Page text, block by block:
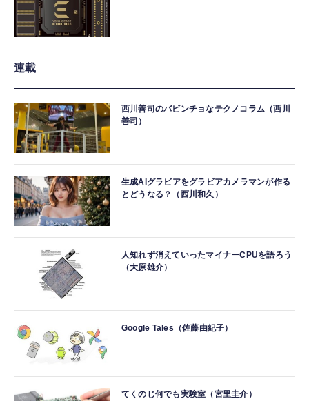
連載
西川善司のバビンチョなテクノコラム（西川
善司）
生成AIグラビアをグラビアカメラマンが作る
とどうなる？（西川和久）
人知れず消えていったマイナーCPUを語ろう
（大原雄介）
Google Tales（佐藤由紀子）
てくのじ何でも実験室（宮里圭介）